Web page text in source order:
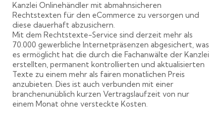
Kanzlei Onlinehändler mit abmahnsicheren
Rechtstexten für den eCommerce zu versorgen und
diese dauerhaft abzusichern.
Mit dem Rechtstexte-Service sind derzeit mehr als
70.000 gewerbliche Internetpräsenzen abgesichert, was
es ermöglicht hat die durch die Fachanwälte der Kanzlei
erstellten, permanent kontrollierten und aktualisierten
Texte zu einem mehr als fairen monatlichen Preis
anzubieten. Dies ist auch verbunden mit einer
branchenunüblich kurzen Vertragslaufzeit von nur
einem Monat ohne versteckte Kosten.